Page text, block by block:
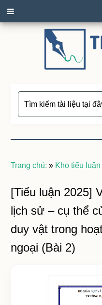
Trang chủ: » Kho tiểu luận
[Tiểu luận 2025]
lịch sử – cụ thể
duy vật trong
ngoại (Bài 2)